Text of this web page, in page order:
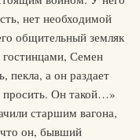
нет необходимой
общительный земляк
Семен
пекла, а он раздает
просить. Он такой…»
старшим вагона,
он, бывший